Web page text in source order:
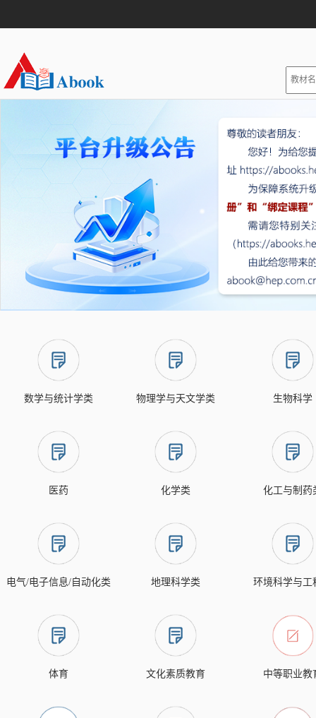
数学与统计学类 物理学与天文学类 生物科学
医药 化学类 化工与制药
电气/电子信息/自动化类 地理科学类 环境科学与工
体育 文化素质教育 中等职业教